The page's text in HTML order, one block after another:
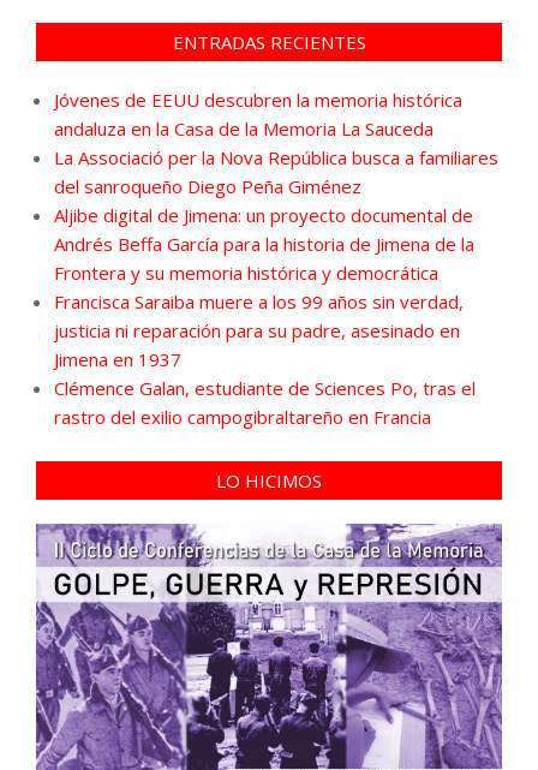
ENTRADAS RECIENTES
Jóvenes de EEUU descubren la memoria histórica
andaluza en la Casa de la Memoria La Sauceda
La Associació per la Nova República busca a familiares
del sanroqueño Diego Peña Giménez
Aljibe digital de Jimena: un proyecto documental de
Andrés Beffa García para la historia de Jimena de la
Frontera y su memoria histórica y democrática
Francisca Saraiba muere a los 99 años sin verdad,
justicia ni reparación para su padre, asesinado en
Jimena en 1937
Clémence Galan, estudiante de Sciences Po, tras el
rastro del exilio campogibraltareño en Francia
LO HICIMOS